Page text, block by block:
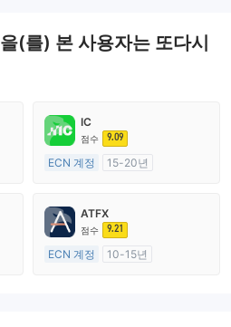
을(를) 본 사용자는 또다시
IC
점수 9.09
ECN 계정
15-20년
외환 거래 라이선스 (MM)
마스터 레이블 MT4
ATFX
점수 9.21
ECN 계정
10-15년